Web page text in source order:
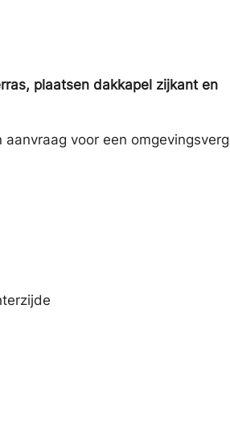
plaatsen dakkapel zijkant en
voor een